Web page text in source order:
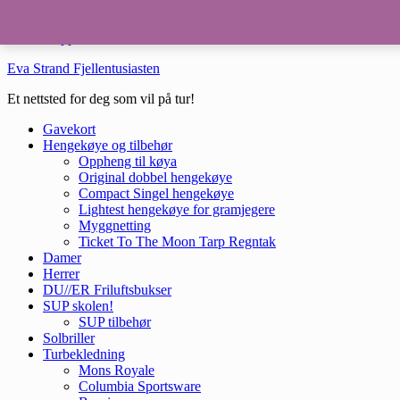
Eva Strand Fjellentusiasten
Et nettsted for deg som vil på tur!
Gavekort
Hengekøye og tilbehør
Oppheng til køya
Original dobbel hengekøye
Compact Singel hengekøye
Lightest hengekøye for gramjegere
Myggnetting
Ticket To The Moon Tarp Regntak
Damer
Herrer
DU//ER Friluftsbukser
SUP skolen!
SUP tilbehør
Solbriller
Turbekledning
Mons Royale
Columbia Sportsware